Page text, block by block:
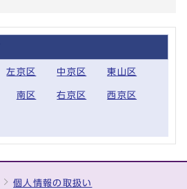
左京区 中京区 東山区
南区 右京区 西京区
個人情報の取扱い